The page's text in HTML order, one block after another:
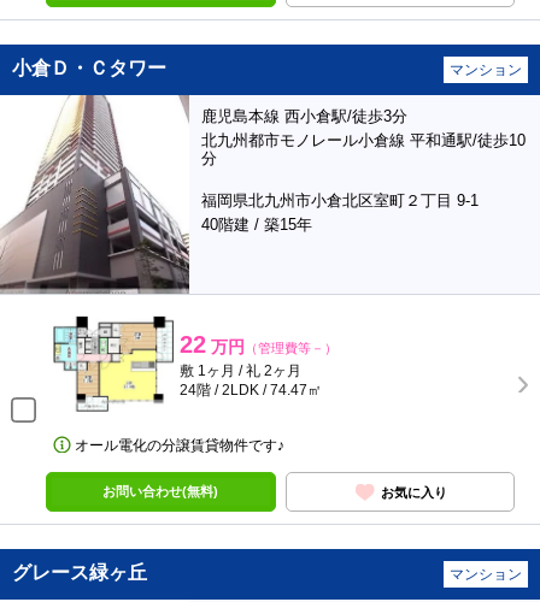
小倉Ｄ・Ｃタワー マンション
鹿児島本線 西小倉駅/徒歩3分
北九州都市モノレール小倉線 平和通駅/徒歩10
分
福岡県北九州市小倉北区室町２丁目 9-1
40階建 / 築15年
22 万円 （管理費等－）
敷 1ヶ月 / 礼 2ヶ月
24階 / 2LDK / 74.47㎡
オール電化の分譲賃貸物件です♪
お問い合わせ(無料) お気に入り
グレース緑ヶ丘 マンション